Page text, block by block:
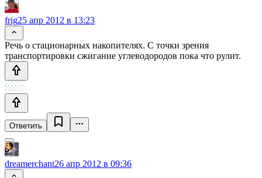
frig25 апр 2012 в 13:23
Речь о стационарных накопителях. С точки зрения
транспортировки сжигание углеводородов пока что рулит.
Ответить
dreamerchant26 апр 2012 в 09:36